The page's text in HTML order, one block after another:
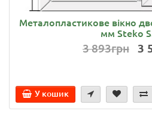
Металопластикове вікно
мм Steko
3 893грн 3
У кошик